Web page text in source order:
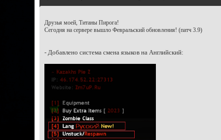
Друзья моей, Титаны Пирога!
Сегодня на сервере вышло Февральский обновления! (патч 3.9)
- Добавлено система смена языков на Английский: